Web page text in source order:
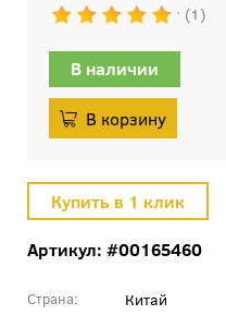
1
В наличии
Артикул: #00165460
Страна Китай